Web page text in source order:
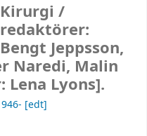
Kirurgi /
redaktörer:
Bengt Jeppsson,
Naredi, Malin
Lyons].
[edt]